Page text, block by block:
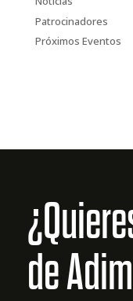
Patrocinadores
Próximos Eventos
de